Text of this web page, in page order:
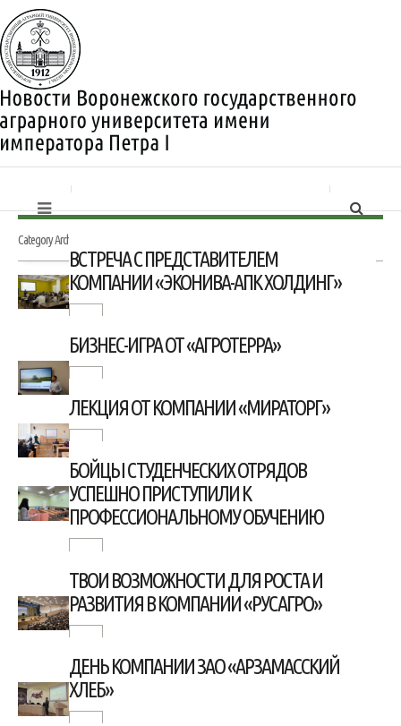
Category Archives:
ВСТРЕЧА С ПРЕДСТАВИТЕЛЕМ
КОМПАНИИ «ЭКОНИВА-АПК ХОЛДИНГ»
БИЗНЕС-ИГРА ОТ «АГРОТЕРРА»
ЛЕКЦИЯ ОТ КОМПАНИИ «МИРАТОРГ»
БОЙЦЫ СТУДЕНЧЕСКИХ ОТРЯДОВ
УСПЕШНО ПРИСТУПИЛИ К
ПРОФЕССИОНАЛЬНОМУ ОБУЧЕНИЮ
ТВОИ ВОЗМОЖНОСТИ ДЛЯ РОСТА И
РАЗВИТИЯ В КОМПАНИИ «РУСАГРО»
ДЕНЬ КОМПАНИИ ЗАО «АРЗАМАССКИЙ
ХЛЕБ»